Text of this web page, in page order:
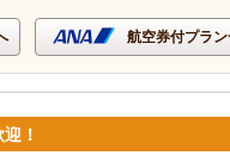
航空券付プラ
！